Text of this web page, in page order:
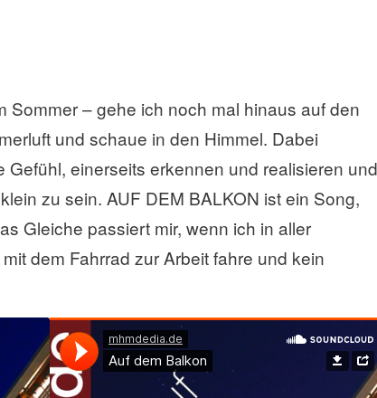
Sommer – gehe ich noch mal hinaus auf den
und schaue in den Himmel. Dabei
einerseits erkennen und realisieren und
zu sein. AUF DEM BALKON ist ein Song,
Gleiche passiert mir, wenn ich in aller
dem Fahrrad zur Arbeit fahre und kein